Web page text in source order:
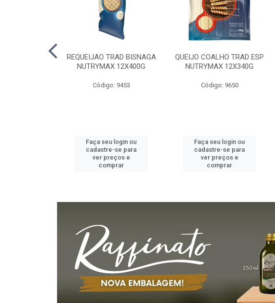
REQUEIJAO TRAD BISNAGA
NUTRYMAX 12X400G
Código: 9453
Faça seu login ou
cadastre-se para
ver preços e
comprar
QUEIJO COALHO TRAD ESP
NUTRYMAX 12X340G
Código: 9650
Faça seu login ou
cadastre-se para
ver preços e
comprar